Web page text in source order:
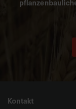
Kontakt